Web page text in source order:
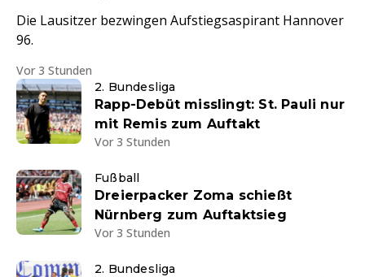
Die Lausitzer bezwingen Aufstiegsaspirant Hannover
96.
Vor 3 Stunden
2. Bundesliga
Rapp-Debüt misslingt: St. Pauli nur
mit Remis zum Auftakt
Vor 3 Stunden
Fußball
Dreierpacker Zoma schießt
Nürnberg zum Auftaktsieg
Vor 3 Stunden
2. Bundesliga